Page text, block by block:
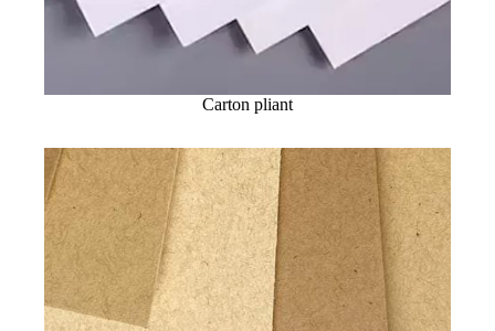
Carton pliant